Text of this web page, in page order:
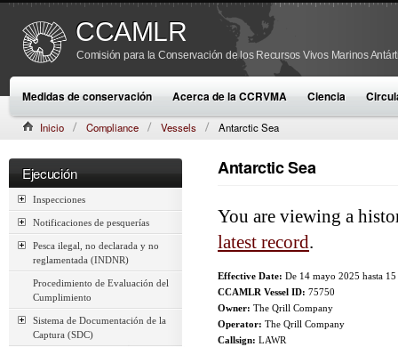
CCAMLR
Comisión para la Conservación de los Recursos Vivos Marinos
Medidas de conservación Acerca de la CCRVMA Ciencia
Inicio Compliance Vessels Antarctic Sea
Ejecución
Inspecciones
Notificaciones de pesquerías
Pesca ilegal, no declarada y no
reglamentada (INDNR)
Procedimiento de Evaluación del
Cumplimiento
Sistema de Documentación de la
Captura (SDC)
Antarctic Sea
You are viewing a
latest record.
Effective Date: De 14 mayo 2025 hasta
CCAMLR Vessel ID: 75750
Owner: The Qrill Company
Operator: The Qrill Company
Callsign: LAWR